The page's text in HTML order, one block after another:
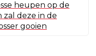
heupen op de
zal deze in de
gooien